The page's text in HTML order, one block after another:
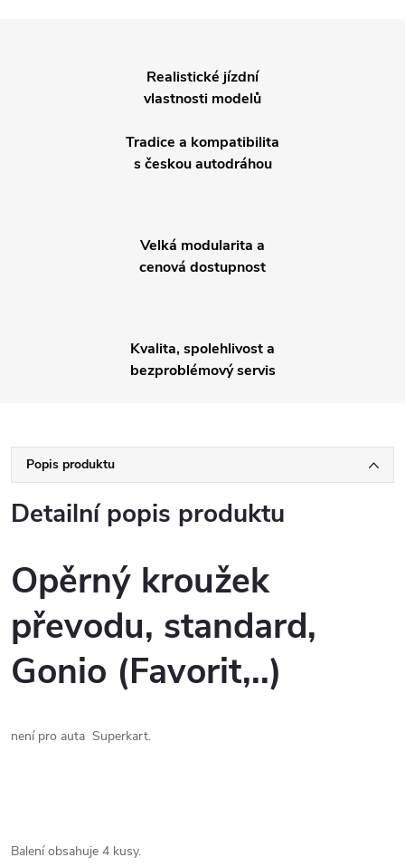
Realistické jízdní
vlastnosti modelů
Tradice a kompatibilita
s českou autodráhou
Velká modularita a
cenová dostupnost
Kvalita, spolehlivost a
bezproblémový servis
Popis produktu
Detailní popis produktu
Opěrný kroužek
převodu, standard,
Gonio (Favorit,..)
není pro auta Superkart.
Balení obsahuje 4 kusy.